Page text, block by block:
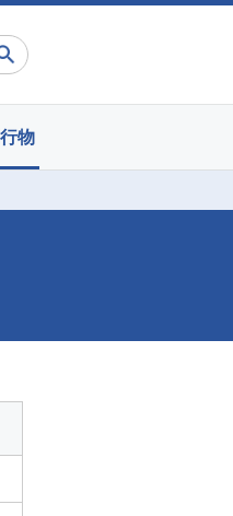
物